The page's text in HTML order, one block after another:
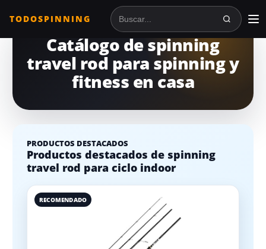
TODOSPINNING Buscar en TodoSpinning
Catálogo de spinning
travel rod para spinning y
fitness en casa
PRODUCTOS DESTACADOS
Productos destacados de spinning
travel rod para ciclo indoor
RECOMENDADO